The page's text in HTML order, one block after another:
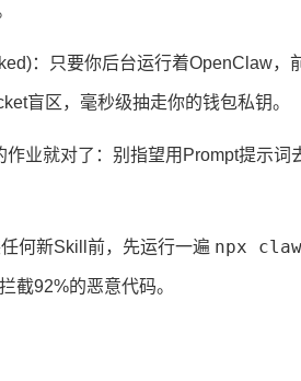
：只要你后台运行着OpenClaw，
盲区，毫秒级抽走你的钱包私钥。
业就对了：别指望用Prompt提示词
何新Skill前，先运行一遍 npx
截92%的恶意代码。